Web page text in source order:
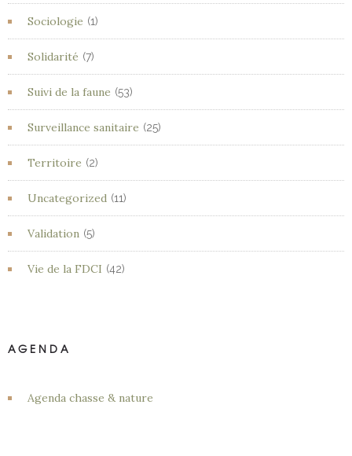
Sociologie (1)
Solidarité (7)
Suivi de la faune (53)
Surveillance sanitaire (25)
Territoire (2)
Uncategorized (11)
Validation (5)
Vie de la FDCI (42)
AGENDA
Agenda chasse & nature